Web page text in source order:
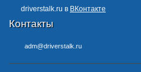
driverstalk.ru в ВКонтакте
Контакты
adm@driverstalk.ru